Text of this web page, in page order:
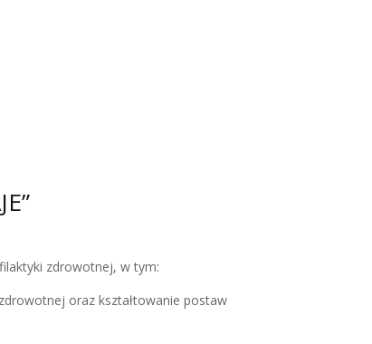
zdrowotnej, w tym:
oraz kształtowanie postaw